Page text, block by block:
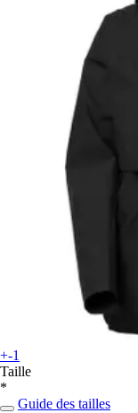
+-1
Taille
*
Guide des tailles